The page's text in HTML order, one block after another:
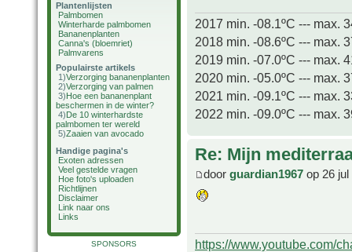
Plantenlijsten
Palmbomen
Winterharde palmbomen
Bananenplanten
Canna's (bloemriet)
Palmvarens
Populairste artikels
1)Verzorging bananenplanten
2)Verzorging van palmen
3)Hoe een bananenplant
beschermen in de winter?
4)De 10 winterhardste
palmbomen ter wereld
5)Zaaien van avocado
Handige pagina's
Exoten adressen
Veel gestelde vragen
Hoe foto's uploaden
Richtlijnen
Disclaimer
Link naar ons
Links
SPONSORS
2017 min. -08.1ºC --- max.
2018 min. -08.6ºC --- max.
2019 min. -07.0ºC --- max.
2020 min. -05.0ºC --- max.
2021 min. -09.1ºC --- max.
2022 min. -09.0ºC --- max.
Re: Mijn
door guardian1967 op 26 jul
https://www.youtube.com/